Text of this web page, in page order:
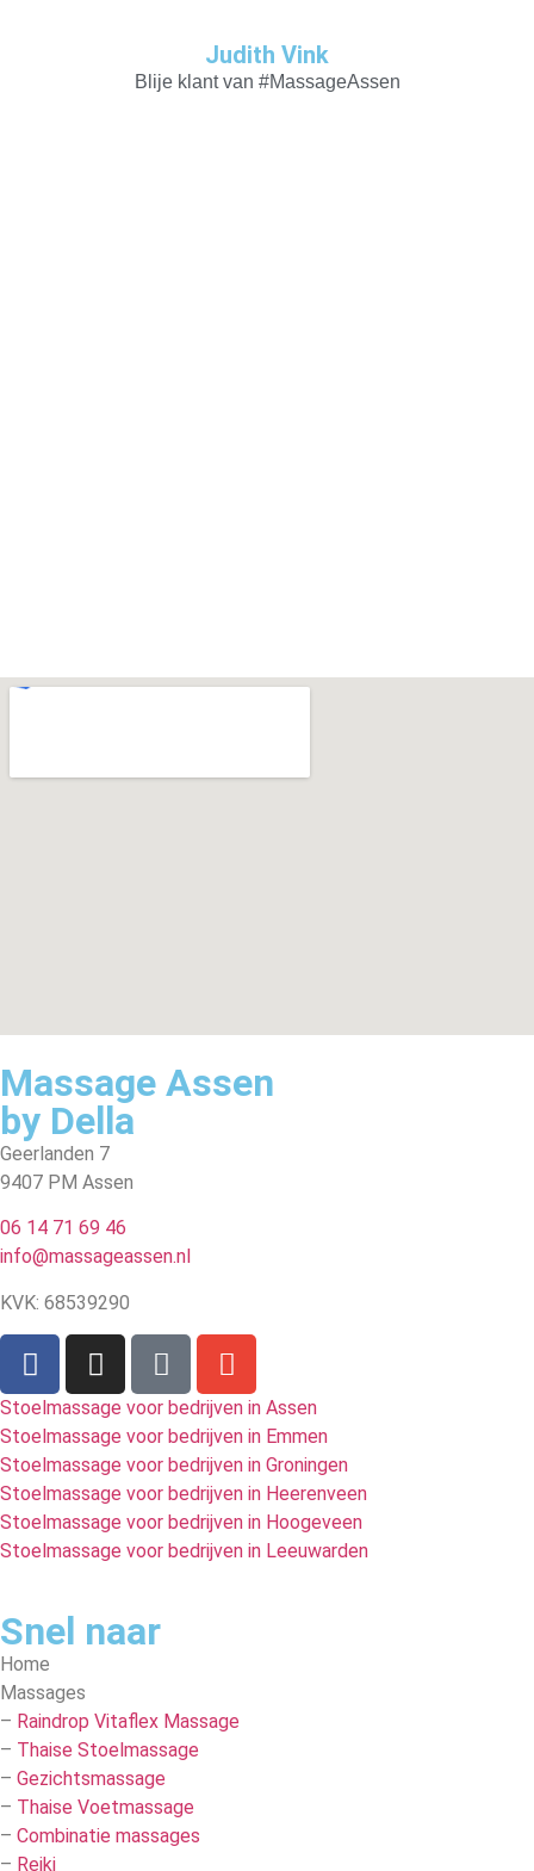
Judith Vink
Blije klant van #MassageAssen
Massage Assen
by Della
Geerlanden 7
9407 PM Assen
06 14 71 69 46
info@massageassen.nl
KVK: 68539290
Stoelmassage voor bedrijven in Assen
Stoelmassage voor bedrijven in Emmen
Stoelmassage voor bedrijven in Groningen
Stoelmassage voor bedrijven in Heerenveen
Stoelmassage voor bedrijven in Hoogeveen
Stoelmassage voor bedrijven in Leeuwarden
Snel naar
Home
Massages
– Raindrop Vitaflex Massage
– Thaise Stoelmassage
– Gezichtsmassage
– Thaise Voetmassage
– Combinatie massages
– Reiki